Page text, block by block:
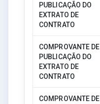
PUBLICAÇÃO DO
EXTRATO DE
CONTRATO
COMPROVANTE DE
PUBLICAÇÃO DO
EXTRATO DE
CONTRATO
COMPROVANTE DE